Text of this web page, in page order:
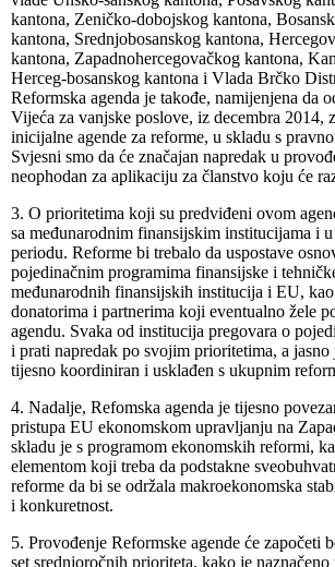
kantona, Zeničko-dobojskog kantona,
kantona, Srednjobosanskog kantona,
kantona, Zapadnohercegovačkog kantona,
Herceg-bosanskog kantona i Vlada Brčko
Reformska agenda je takođe, namijenjena da
Vijeća za vanjske poslove, iz decembra 2014,
inicijalne agende za reforme, u skladu s
Svjesni smo da će značajan napredak u
neophodan za aplikaciju za članstvo koju će
3. O prioritetima koji su predviđeni ovom
sa međunarodnim finansijskim institucijama i
periodu. Reforme bi trebalo da uspostave
pojedinačnim programima finansijske i
međunarodnih finansijskih institucija i EU,
donatorima i partnerima koji eventualno žele
agendu. Svaka od institucija pregovara o
i prati napredak po svojim prioritetima, a jasno
tijesno koordiniran i usklađen s ukupnim
4. Nadalje, Refomska agenda je tijesno
pristupa EU ekonomskom upravljanju na
skladu je s programom ekonomskih reformi,
elementom koji treba da podstakne
reforme da bi se održala makroekonomska
i konkuretnost.
5. Provođenje Reformske agende će započeti
set srednjoročnih prioriteta, kako je